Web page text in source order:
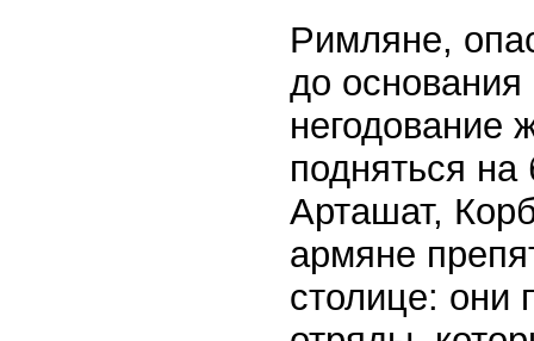
Римляне,
до
негодование
подняться
Арташат,
армяне
столице: они